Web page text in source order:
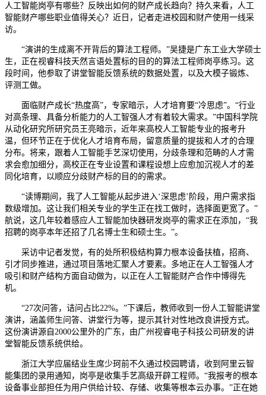
人工智能岗亭有哪些？反映出如何的财产成长趋向？持久来看，人工
智能财产哪些职业值得关心？近日，记者走进校园和财产使用一线采
访。
“演讲的生成离不开背后的算法工程师。”吴捷是广东工业大学硕士
生，正在视睿科技天然言语处置标的目的的算法工程师岗亭练习。这
段时间，他参取了讲堂智能反馈系统的数据处置，以及大模子锻炼、
评测工做。
面临财产成长“热度高”，专家暗示，人才培育要“冷思虑”。“行业
对高条理、具备分析能力的人工智强人才有着较大需求。”中国科学院
从动化研究所研究员王亮暗示，近年来高校人工智能专业的报考升
温，但环节正在于优化人才培育布局，留意质量的提拔和人才的合理
分布。将来，跟着人工智能手艺深切使用，分歧条理和范畴的人才需
求会愈加细分，高校正在专业设置和课程设想上应愈加沉视人才的差
同化培育，以顺应分歧财产标的目的的需求。
“读博期间，我了人工智能从起步进入‘深思虑’阶段，用户需求指
数级增加。这让我们相关专业的学生正在找工做时，选择面更宽了。”
航说，这几年较着感应人工智能加快器研发岗亭的需求正在添加，“我
招聘的岗亭本年还招了几名博士生和硕士生。”。
采访中记者发觉，有的处所积极结构算力根本设备扶植，招商、
引才同步推进，通过项目落地汇聚人才要素。多地正在人工智强人才
吸引和财产结构方面自动做为，以正在人工智能财产合作中博得先
机。
“27次问答，诘问占比22%。”下课后，教师收到一份人工智能讲堂
演讲，涵盖师生问答、讲堂行为等，提示其针对性地改良讲授方式。
这份演讲源自2000公里外的广东，由广州视睿电子科技公司研发的讲
堂智能反馈系统供给。
浙江大学应届结业生席少珂前不久通过校园聘请，收到阿里云智
能集团的录用通知，岗亭是收集手艺高级开辟工程师。“我报考的根本
设备事业部担任为用户供给计较、存储、收集等根本云办事。”正在她